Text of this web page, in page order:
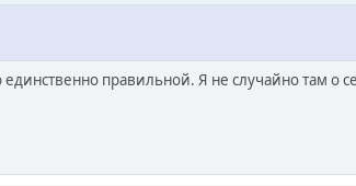
правильной. Я не случайно там о